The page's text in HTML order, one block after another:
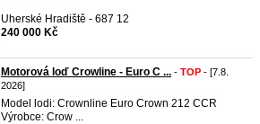
Uherské Hradiště - 687 12
240 000 Kč
Motorová loď Crowline - Euro C ... - TOP - [7.8.
2026]
Model lodi: Crownline Euro Crown 212 CCR
Výrobce: Crow ...